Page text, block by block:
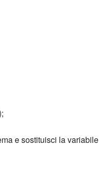
e sostituisci la variabile